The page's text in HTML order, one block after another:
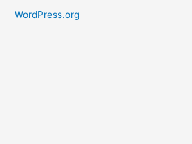
WordPress.org